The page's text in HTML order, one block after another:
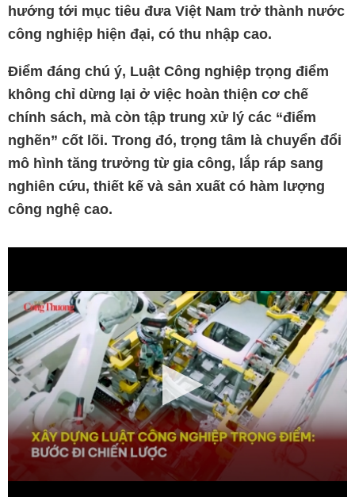
hướng tới mục tiêu đưa Việt Nam trở thành nước
công nghiệp hiện đại, có thu nhập cao.
Điểm đáng chú ý, Luật Công nghiệp trọng điểm
không chỉ dừng lại ở việc hoàn thiện cơ chế
chính sách, mà còn tập trung xử lý các “điểm
nghẽn” cốt lõi. Trong đó, trọng tâm là chuyển đổi
mô hình tăng trưởng từ gia công, lắp ráp sang
nghiên cứu, thiết kế và sản xuất có hàm lượng
công nghệ cao.